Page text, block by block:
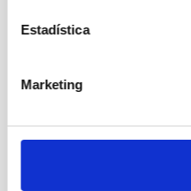
Estadística
Marketing